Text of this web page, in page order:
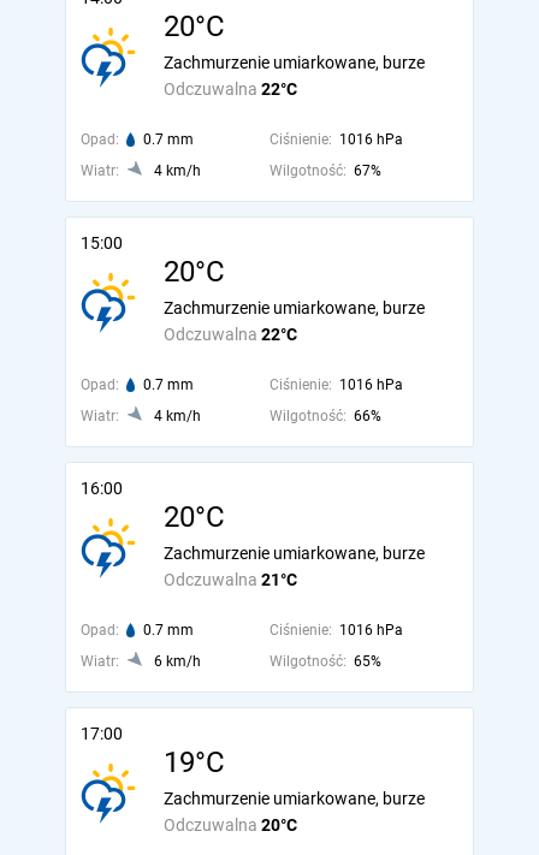
20°C
Odczuwalna 22°C
Zachmurzenie umiarkowane, burze
Opad: 0.7 mm Ciśnienie: 1016 hPa
Wiatr:
4 km/h Wilgotność: 67%
15:00
20°C
Odczuwalna 22°C
Zachmurzenie umiarkowane, burze
Opad: 0.7 mm Ciśnienie: 1016 hPa
Wiatr:
4 km/h Wilgotność: 66%
16:00
20°C
Odczuwalna 21°C
Zachmurzenie umiarkowane, burze
Opad: 0.7 mm Ciśnienie: 1016 hPa
Wiatr:
6 km/h Wilgotność: 65%
17:00
19°C
Odczuwalna 20°C
Zachmurzenie umiarkowane, burze